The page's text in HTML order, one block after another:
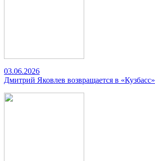
03.06.2026
Дмитрий Яковлев возвращается в «Кузбасс»